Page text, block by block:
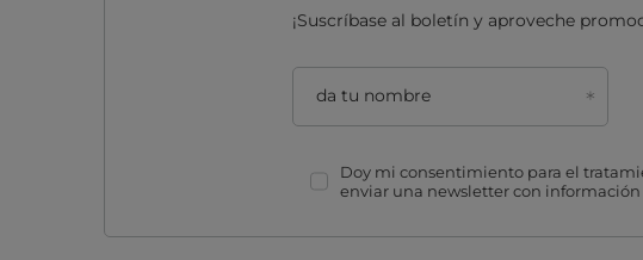
¡Suscríbase al boletín y aproveche
da tu nombre
Doy mi consentimiento para el
enviar una newsletter con